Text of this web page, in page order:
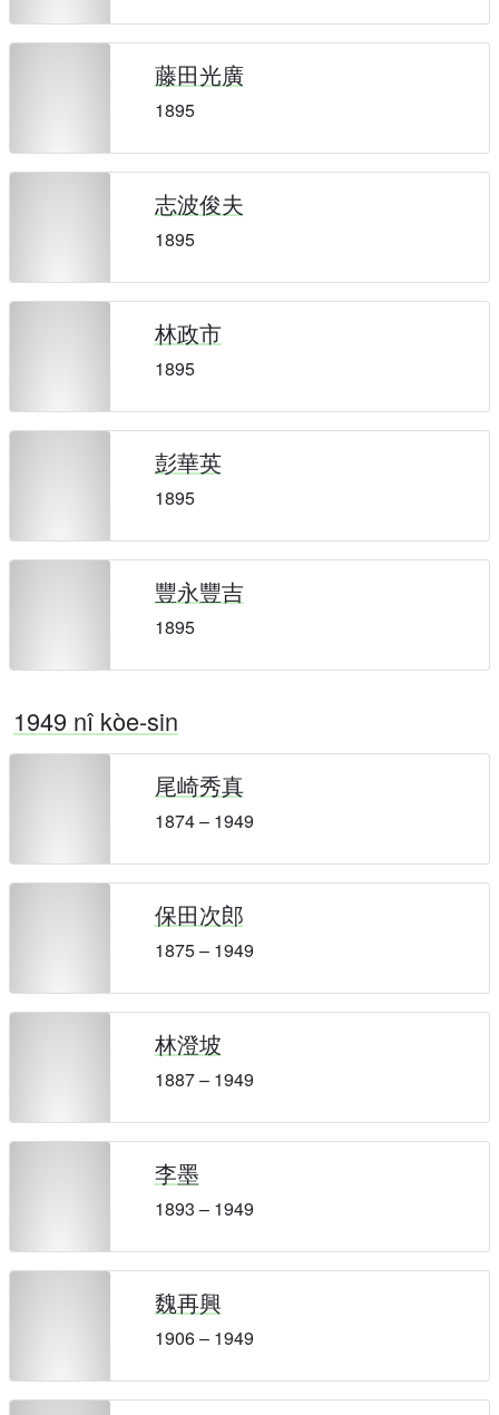
藤田光廣
1895
志波俊夫
1895
林政市
1895
彭華英
1895
豐永豐吉
1895
1949 nî kòe-sin
尾崎秀真
1874 – 1949
保田次郎
1875 – 1949
林澄坡
1887 – 1949
李墨
1893 – 1949
魏再興
1906 – 1949